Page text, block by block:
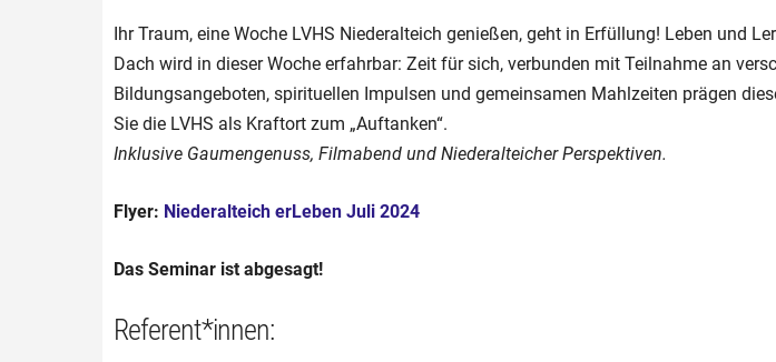
Ihr Traum, eine Woche LVHS Niederalteich genießen, geht in Erfüllung! Leben und
Dach wird in dieser Woche erfahrbar: Zeit für sich, verbunden mit Teilnahme an
Bildungsangeboten, spirituellen Impulsen und gemeinsamen Mahlzeiten prägen
Sie die LVHS als Kraftort zum „Auftanken“.
Inklusive Gaumengenuss, Filmabend und Niederalteicher Perspektiven.
Flyer: Niederalteich erLeben Juli 2024
Das Seminar ist abgesagt!
Referent*innen: